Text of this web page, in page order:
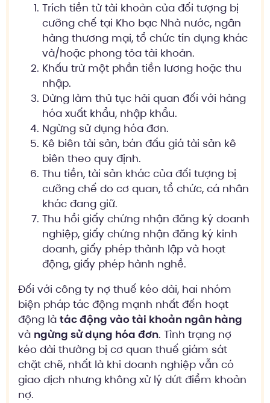
Trích tiền từ tài khoản của đối tượng bị
cưỡng chế tại Kho bạc Nhà nước, ngân
hàng thương mại, tổ chức tín dụng khác
và/hoặc phong tỏa tài khoản.
Khấu trừ một phần tiền lương hoặc thu
nhập.
Dừng làm thủ tục hải quan đối với hàng
hóa xuất khẩu, nhập khẩu.
Ngừng sử dụng hóa đơn.
Kê biên tài sản, bán đấu giá tài sản kê
biên theo quy định.
Thu tiền, tài sản khác của đối tượng bị
cưỡng chế do cơ quan, tổ chức, cá nhân
khác đang giữ.
Thu hồi giấy chứng nhận đăng ký doanh
nghiệp, giấy chứng nhận đăng ký kinh
doanh, giấy phép thành lập và hoạt
động, giấy phép hành nghề.
Đối với công ty nợ thuế kéo dài, hai nhóm
biện pháp tác động mạnh nhất đến hoạt
động là tác động vào tài khoản ngân hàng
và ngừng sử dụng hóa đơn. Tình trạng nợ
kéo dài thường bị cơ quan thuế giám sát
chặt chẽ, nhất là khi doanh nghiệp vẫn có
giao dịch nhưng không xử lý dứt điểm khoản
nợ.